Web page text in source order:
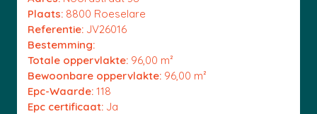
Plaats: 8800 Roeselare
Referentie: JV26016
Bestemming:
Totale oppervlakte: 96,00 m²
Bewoonbare oppervlakte: 96,00 m²
Epc-Waarde: 118
Epc certificaat: Ja